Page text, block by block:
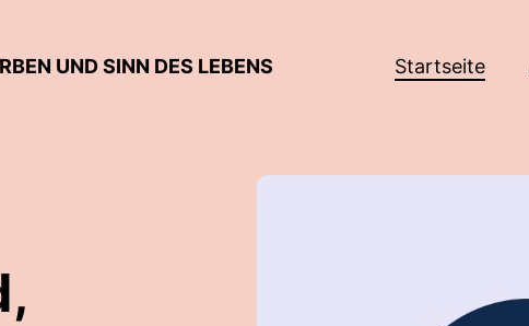
UND SINN DES LEBENS Startseite